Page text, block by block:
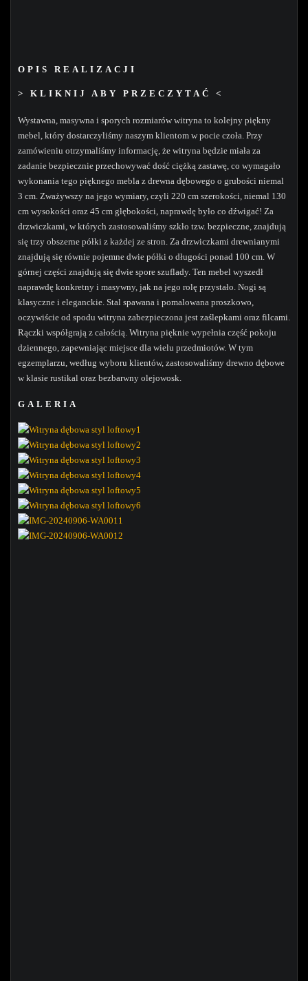
OPIS REALIZACJI
> KLIKNIJ ABY PRZECZYTAĆ <
Wystawna, masywna i sporych rozmiarów witryna to kolejny piękny
mebel, który dostarczyliśmy naszym klientom w pocie czoła. Przy
zamówieniu otrzymaliśmy informację, że witryna będzie miała za
zadanie bezpiecznie przechowywać dość ciężką zastawę, co wymagało
wykonania tego pięknego mebla z drewna dębowego o grubości niemal
3 cm. Zważywszy na jego wymiary, czyli 220 cm szerokości, niemal 130
cm wysokości oraz 45 cm głębokości, naprawdę było co dźwigać! Za
drzwiczkami, w których zastosowaliśmy szkło tzw. bezpieczne, znajdują
się trzy obszerne półki z każdej ze stron. Za drzwiczkami drewnianymi
znajdują się równie pojemne dwie półki o długości ponad 100 cm. W
górnej części znajdują się dwie spore szuflady. Ten mebel wyszedł
naprawdę konkretny i masywny, jak na jego rolę przystało. Nogi są
klasyczne i eleganckie. Stal spawana i pomalowana proszkowo,
oczywiście od spodu witryna zabezpieczona jest zaślepkami oraz filcami.
Rączki współgrają z całością. Witryna pięknie wypełnia część pokoju
dziennego, zapewniając miejsce dla wielu przedmiotów. W tym
egzemplarzu, według wyboru klientów, zastosowaliśmy drewno dębowe
w klasie rustikal oraz bezbarwny olejowosk.
GALERIA